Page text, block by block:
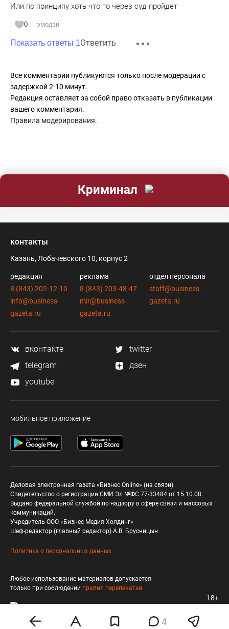
Или по принципу хоть что то через суд пройдет
0 эмодзи
Показать ответы 1Ответить
Все комментарии публикуются только после модерации с
задержкой 2-10 минут.
Редакция оставляет за собой право отказать в публикации
вашего комментария.
Правила модерирования.
4
Криминал
контакты
Казань, Лобачевского 10, корпус 2
редакция
8 (843) 202-12-10
info@business-
gazeta.ru
реклама
8 (843) 203-48-47
mir@business-
gazeta.ru
отдел персонала
staff@business-
gazeta.ru
вконтакте
twitter
telegram
дзен
youtube
мобильное приложение
Деловая электронная газета «Бизнес Online» (на связи).
Свидетельство о регистрации СМИ Эл №ФС 77-33484 от 15.10.08.
Выдано федеральной службой по надзору в сфере связи и массовых
коммуникаций.
Учредитель ООО «Бизнес Медия Холдинг»
Шеф-редактор (главный редактор) А.В. Брусницын
Политика о персональных данных
Любое использование материалов допускается
только при соблюдении правил перепечатки
18+